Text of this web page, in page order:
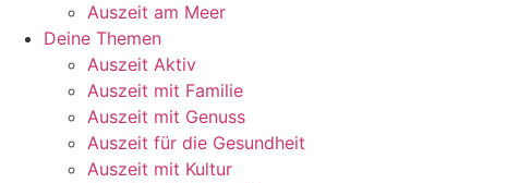
Auszeit am Meer
Deine Themen
Auszeit Aktiv
Auszeit mit Familie
Auszeit mit Genuss
Auszeit für die Gesundheit
Auszeit mit Kultur